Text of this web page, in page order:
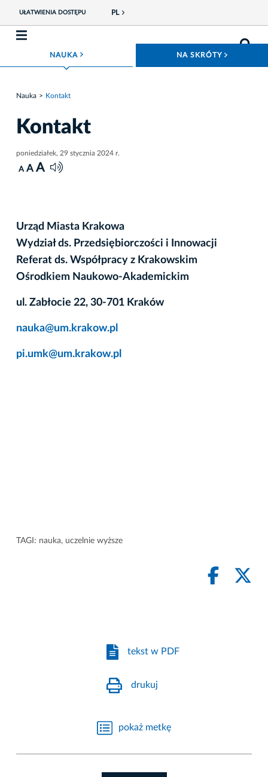
UŁATWIENIA DOSTĘPU PL
NAUKA ROZWIŃ MENU NA SKRÓTY
Nauka Kontakt
Kontakt
poniedziałek, 29 stycznia 2024 r.
A A A
Urząd Miasta Krakowa
Wydział ds. Przedsiębiorczości i Innowacji
Referat ds. Współpracy z Krakowskim
Ośrodkiem Naukowo-Akademickim
ul. Zabłocie 22, 30-701 Kraków
nauka@um.krakow.pl
pi.umk@um.krakow.pl
TAGI: nauka, uczelnie wyższe
tekst w PDF
drukuj
pokaż metkę